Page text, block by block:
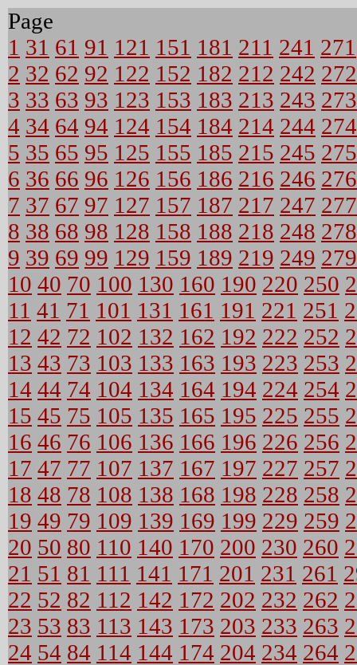
Page
1 31 61 91 121 151 181 211 241 271
2 32 62 92 122 152 182 212 242 272
3 33 63 93 123 153 183 213 243 273
4 34 64 94 124 154 184 214 244 274
5 35 65 95 125 155 185 215 245 275
6 36 66 96 126 156 186 216 246 276
7 37 67 97 127 157 187 217 247 277
8 38 68 98 128 158 188 218 248 278
9 39 69 99 129 159 189 219 249 279
10 40 70 100 130 160 190 220 250
11 41 71 101 131 161 191 221 251
12 42 72 102 132 162 192 222 252
13 43 73 103 133 163 193 223 253
14 44 74 104 134 164 194 224 254
15 45 75 105 135 165 195 225 255
16 46 76 106 136 166 196 226 256
17 47 77 107 137 167 197 227 257
18 48 78 108 138 168 198 228 258
19 49 79 109 139 169 199 229 259
20 50 80 110 140 170 200 230 260
21 51 81 111 141 171 201 231 261
22 52 82 112 142 172 202 232 262
23 53 83 113 143 173 203 233 263
24 54 84 114 144 174 204 234 264